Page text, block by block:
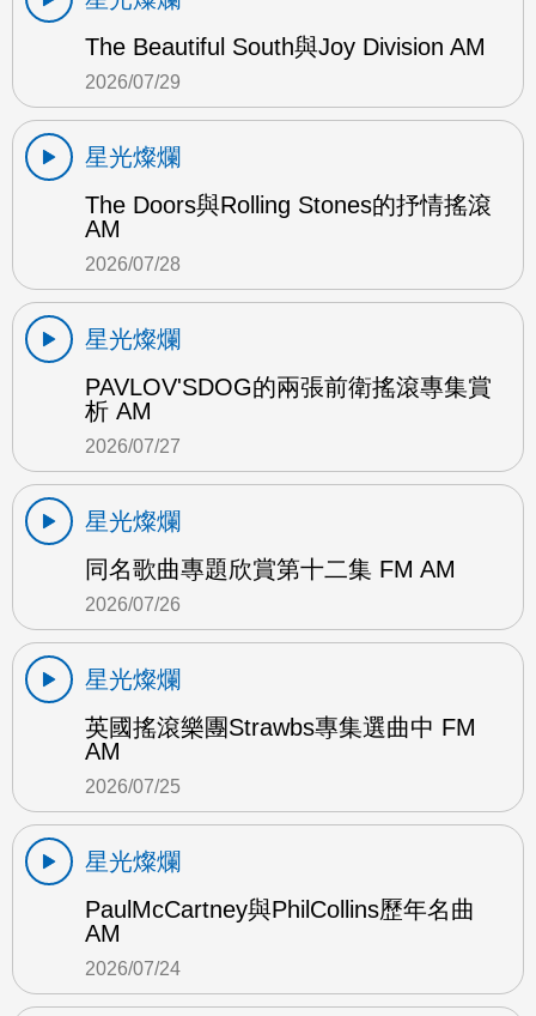
The Beautiful South與Joy Division AM
2026/07/29
星光燦爛
The Doors與Rolling Stones的抒情搖滾
AM
2026/07/28
星光燦爛
PAVLOV'SDOG的兩張前衛搖滾專集賞
析 AM
2026/07/27
星光燦爛
同名歌曲專題欣賞第十二集 FM AM
2026/07/26
星光燦爛
英國搖滾樂團Strawbs專集選曲中 FM
AM
2026/07/25
星光燦爛
PaulMcCartney與PhilCollins歷年名曲
AM
2026/07/24